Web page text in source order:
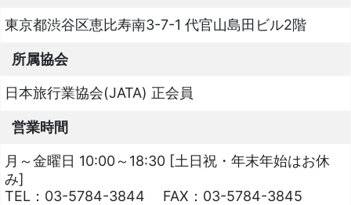
東京都渋谷区恵比寿南3-7-1 代官山島田ビル2階
所属協会
日本旅行業協会(JATA) 正会員
営業時間
月～金曜日 10:00～18:30 [土日祝・年末年始はお休
み]
TEL： 03-5784-3844 FAX： 03-5784-3845